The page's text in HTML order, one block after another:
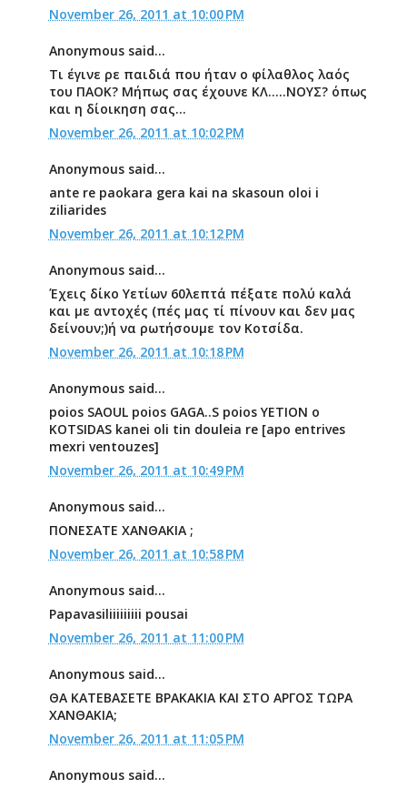
November 26, 2011 at 10:00 PM
Anonymous said...
Τι έγινε ρε παιδιά που ήταν ο φίλαθλος λαός
του ΠΑΟΚ? Μήπως σας έχουνε ΚΛ.....ΝΟΥΣ? όπως
και η δίοικηση σας...
November 26, 2011 at 10:02 PM
Anonymous said...
ante re paokara gera kai na skasoun oloi i
ziliarides
November 26, 2011 at 10:12 PM
Anonymous said...
Έχεις δίκο Υετίων 60λεπτά πέξατε πολύ καλά
και με αντοχές (πές μας τί πίνουν και δεν μας
δείνουν;)ή να ρωτήσουμε τον Κοτσίδα.
November 26, 2011 at 10:18 PM
Anonymous said...
poios SAOUL poios GAGA..S poios YETION o
KOTSIDAS kanei oli tin douleia re [apo entrives
mexri ventouzes]
November 26, 2011 at 10:49 PM
Anonymous said...
ΠΟΝΕΣΑΤΕ ΧΑΝΘΑΚΙΑ ;
November 26, 2011 at 10:58 PM
Anonymous said...
Papavasiliiiiiiiii pousai
November 26, 2011 at 11:00 PM
Anonymous said...
ΘΑ ΚΑΤΕΒΑΣΕΤΕ ΒΡΑΚΑΚΙΑ ΚΑΙ ΣΤΟ ΑΡΓΟΣ ΤΩΡΑ
ΧΑΝΘΑΚΙΑ;
November 26, 2011 at 11:05 PM
Anonymous said...